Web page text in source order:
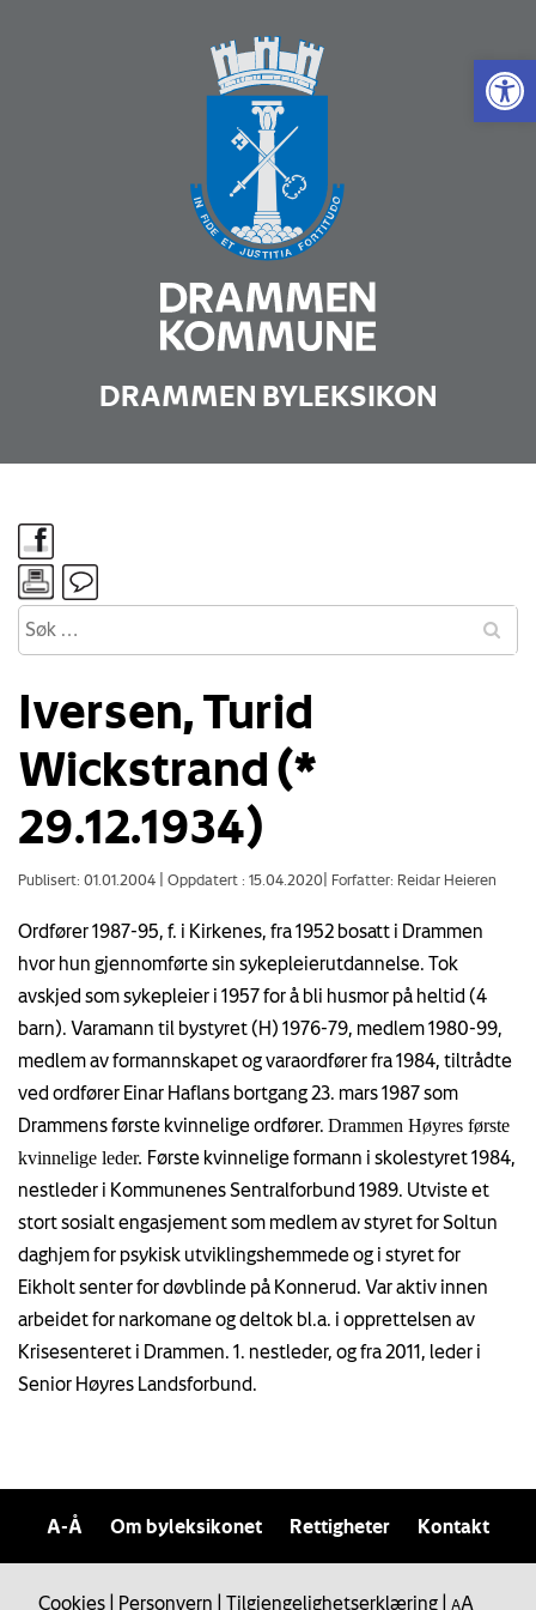
Vis
DRAMMEN BYLEKSIKON
Iversen, Turid
Wickstrand (*
29.12.1934)
Publisert: 01.01.2004 Oppdatert : 15.04.2020 Forfatter: Reidar Heieren
Ordfører 1987-95, f. i Kirkenes, fra 1952 bosatt i Drammen
hvor hun gjennomførte sin sykepleierutdannelse. Tok
avskjed som sykepleier i 1957 for å bli husmor på heltid (4
barn). Varamann til bystyret (H) 1976-79, medlem 1980-99,
medlem av formannskapet og varaordfører fra 1984, tiltrådte
ved ordfører Einar Haflans bortgang 23. mars 1987 som
Drammens første kvinnelige ordfører. Drammen Høyres første
kvinnelige leder. Første kvinnelige formann i skolestyret 1984,
nestleder i Kommunenes Sentralforbund 1989. Utviste et
stort sosialt engasjement som medlem av styret for Soltun
daghjem for psykisk utviklingshemmede og i styret for
Eikholt senter for døvblinde på Konnerud. Var aktiv innen
arbeidet for narkomane og deltok bl.a. i opprettelsen av
Krisesenteret i Drammen. 1. nestleder, og fra 2011, leder i
Senior Høyres Landsforbund.
A-Å Om byleksikonet Rettigheter Kontakt
Cookies Personvern Tilgjengelighetserklæring AA